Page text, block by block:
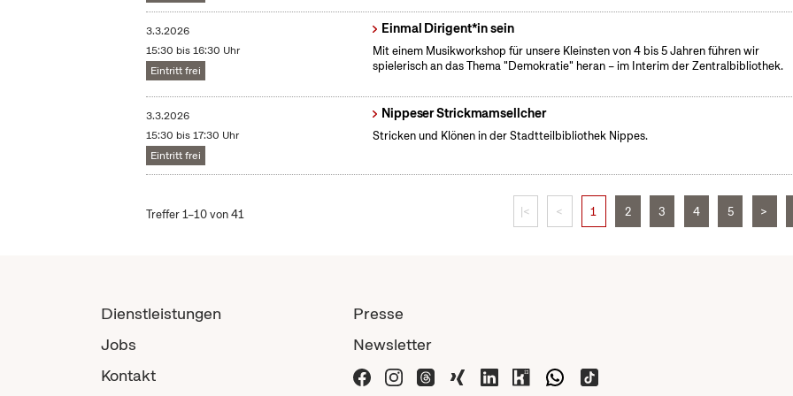
3.3.2026
15:30 bis 16:30 Uhr
Eintritt frei
Einmal Dirigent*in sein
Mit einem Musikworkshop für unsere Kleinsten von 4 bis 5 Jahren führen wir
spielerisch an das Thema "Demokratie" heran – im Interim der Zentralbibliothek.
3.3.2026
15:30 bis 17:30 Uhr
Eintritt frei
Nippeser Strickmamsellcher
Stricken und Klönen in der Stadtteilbibliothek Nippes.
Treffer 1–10 von 41 |< < 1 2 3 4 5 >
Dienstleistungen
Jobs
Kontakt
Presse
Newsletter